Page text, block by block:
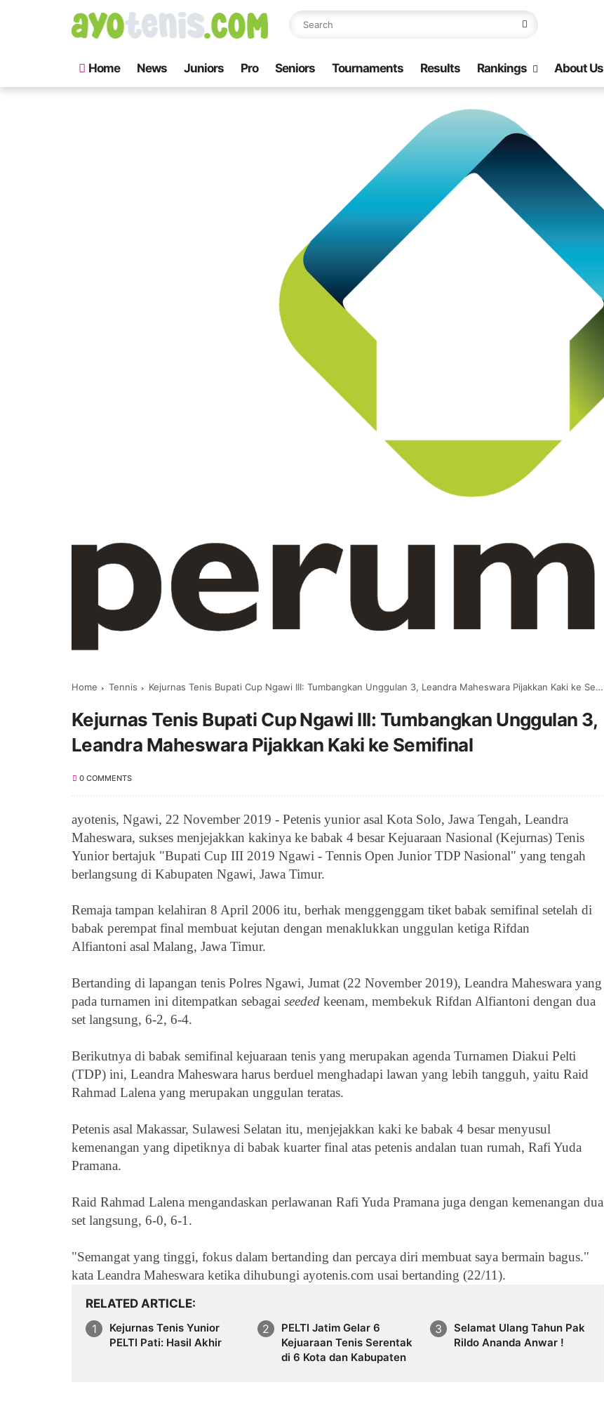
Home News Juniors Pro Seniors Tournaments Results Rankings About Us
Home Tennis Kejurnas Tenis Bupati Cup Ngawi III: Tumbangkan Unggulan 3, Leandra Maheswara Pijakkan Kaki ke Semifinal
Kejurnas Tenis Bupati Cup Ngawi III: Tumbangkan Unggulan 3,
Leandra Maheswara Pijakkan Kaki ke Semifinal
0 COMMENTS
ayotenis, Ngawi, 22 November 2019 - Petenis yunior asal Kota Solo, Jawa Tengah, Leandra
Maheswara, sukses menjejakkan kakinya ke babak 4 besarKejuaraan Nasional (Kejurnas) Tenis
Yunior bertajuk "Bupati Cup III 2019 Ngawi - Tennis Open Junior TDP Nasional" yang tengah
berlangsung di Kabupaten Ngawi, Jawa Timur.
Remaja tampan kelahiran 8 April 2006 itu, berhak menggenggam tiket babak semifinal setelah di
babak perempat final membuat kejutan dengan menaklukkan unggulan ketiga Rifdan
Alfiantoni asal Malang, Jawa Timur.
Bertanding di lapangan tenis Polres Ngawi, Jumat (22 November 2019), Leandra Maheswara yang
pada turnamen ini ditempatkan sebagai seeded keenam, membekuk Rifdan Alfiantoni dengan dua
set langsung, 6-2, 6-4.
Berikutnya di babak semifinal kejuaraan tenis yang merupakan agenda Turnamen Diakui Pelti
(TDP) ini, Leandra Maheswara harus berduel menghadapi lawan yang lebih tangguh, yaitu Raid
Rahmad Lalena yang merupakan unggulan teratas.
Petenis asal Makassar, Sulawesi Selatan itu, menjejakkan kaki ke babak 4 besar menyusul
kemenangan yang dipetiknya di babak kuarter final atas petenis andalan tuan rumah, Rafi Yuda
Pramana.
Raid Rahmad Lalena mengandaskan perlawanan Rafi Yuda Pramana juga dengan kemenangan dua
set langsung, 6-0, 6-1.
"Semangat yang tinggi, fokus dalam bertanding dan percaya diri membuat saya bermain bagus."
kata Leandra Maheswara ketika dihubungi ayotenis.com usai bertanding (22/11).
RELATED ARTICLE
Kejurnas Tenis Yunior
PELTI Pati: Hasil Akhir
PELTI Jatim Gelar 6
Kejuaraan Tenis Serentak
di 6 Kota dan Kabupaten
Selamat Ulang Tahun Pak
Rildo Ananda Anwar !